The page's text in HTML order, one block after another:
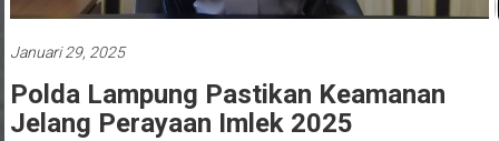
Januari 29, 2025
Polda Lampung Pastikan Keamanan
Jelang Perayaan Imlek 2025